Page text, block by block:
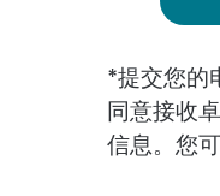
*提交您的
同意接收
信息。您